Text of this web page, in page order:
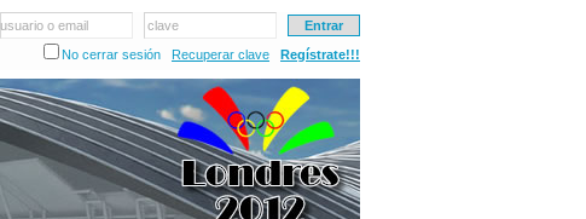
usuario o email
clave
No cerrar sesión
Recuperar clave Regístrate!!!